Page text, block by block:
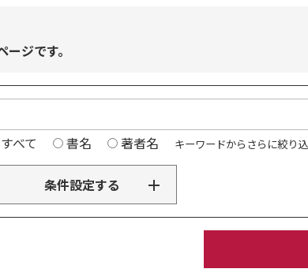
ジです。
すべて
書名 著者名 キーワードからさらに絞り
条件設定する